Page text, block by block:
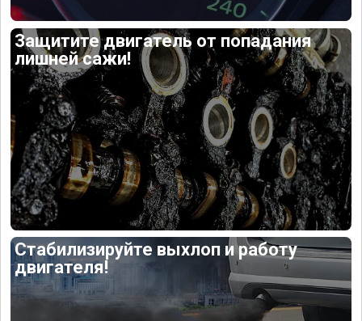
Защитите двигатель от попадания
лишней сажи!
Стабилизируйте выхлоп и работу
двигателя!